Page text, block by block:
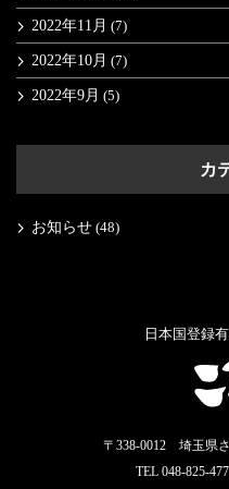
2022年11月 (7)
2022年10月 (7)
2022年9月 (5)
カ
お知らせ (48)
日本国登録
〒338-0012 埼玉県
TEL 048-825-